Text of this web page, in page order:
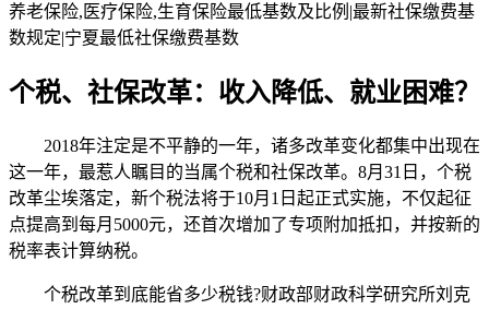
养老保险,医疗保险,生育保险最低基数及比例|最新社保缴费基
数规定|宁夏最低社保缴费基数
个税、社保改革：收入降低、就业困难？
2018年注定是不平静的一年，诸多改革变化都集中出现在
这一年，最惹人瞩目的当属个税和社保改革。8月31日，个税
改革尘埃落定，新个税法将于10月1日起正式实施，不仅起征
点提高到每月5000元，还首次增加了专项附加抵扣，并按新的
税率表计算纳税。
个税改革到底能省多少税钱?财政部财政科学研究所刘克